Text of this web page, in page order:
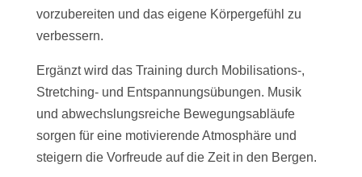
vorzubereiten und das eigene Körpergefühl zu
verbessern.
Ergänzt wird das Training durch Mobilisations-,
Stretching- und Entspannungsübungen. Musik
und abwechslungsreiche Bewegungsabläufe
sorgen für eine motivierende Atmosphäre und
steigern die Vorfreude auf die Zeit in den Bergen.